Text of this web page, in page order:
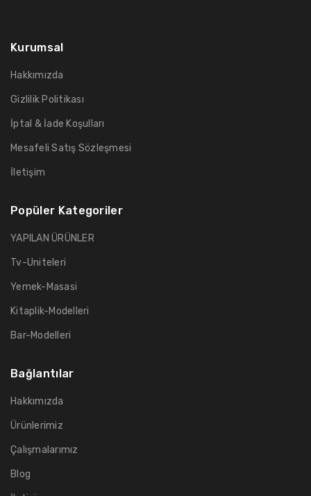
Kurumsal
Hakkımızda
Gizlilik Politikası
İptal & İade Koşulları
Mesafeli Satış Sözleşmesi
İletişim
Popüler Kategoriler
YAPILAN ÜRÜNLER
Tv-Uniteleri
Yemek-Masasi
Kitaplik-Modelleri
Bar-Modelleri
Bağlantılar
Hakkımızda
Ürünlerimiz
Çalışmalarımız
Blog